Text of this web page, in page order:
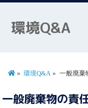
環境Q&A
環境Q&A 一般廃棄
一般廃棄物の責